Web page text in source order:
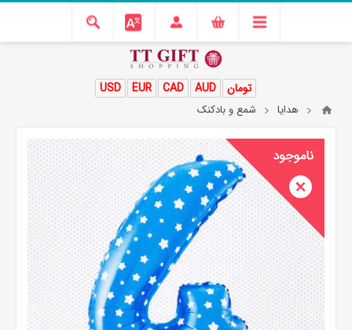
USD EUR CAD AUD تومان
هدایا شمع و بادکنک